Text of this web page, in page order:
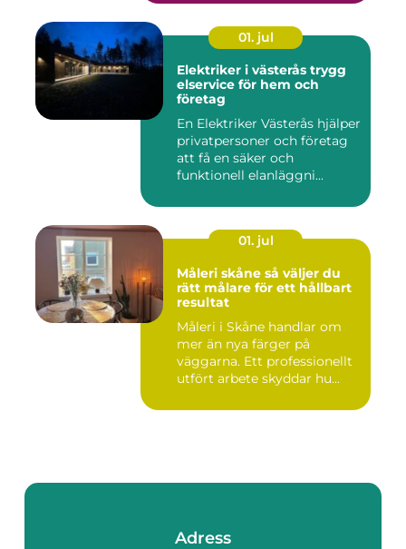
01. jul
Elektriker i västerås trygg
elservice för hem och
företag
En Elektriker Västerås hjälper
privatpersoner och företag
att få en säker och
funktionell elanläggni...
01. jul
Måleri skåne så väljer du
rätt målare för ett hållbart
resultat
Måleri i Skåne handlar om
mer än nya färger på
väggarna. Ett professionellt
utfört arbete skyddar hu...
Adress